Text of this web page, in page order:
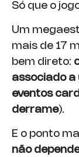
Só que o
Um
mais de 17
bem direto:
associado a
eventos
derrame).
E o ponto
não